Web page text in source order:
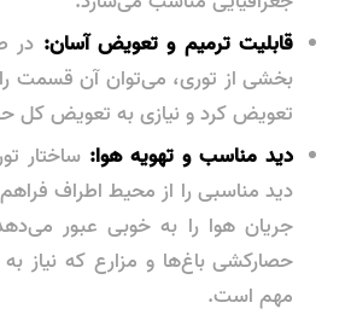
قابلیت ترمیم و تعویض آسان: در
بخشی از توری، می‌توان آن قسمت را
تعویض کرد و نیازی به تعویض کل
دید مناسب و تهویه هوا: ساختار
دید مناسبی را از محیط اطراف
جریان هوا را به خوبی عبور
حصارکشی باغ‌ها و مزارع که نیاز به
مهم است.